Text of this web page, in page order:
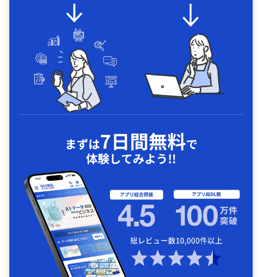
まずは7日間無料で
体験してみよう!!